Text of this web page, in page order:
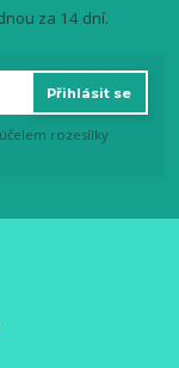
za 14 dní.
Přihlásit se
rozesílky